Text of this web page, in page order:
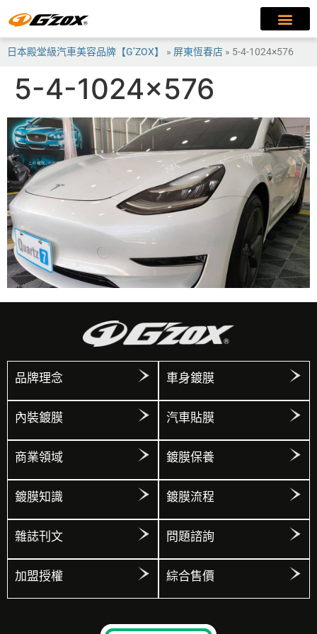
日本殿堂級汽車美容品牌【G’ZOX】 » 屏東恆春店 » 5-4-1024×576
5-4-1024×576
品牌理念 車身鍍膜
內裝鍍膜 汽車貼膜
商業領域 鍍膜保養
鍍膜知識 鍍膜流程
雜誌刊文 問題諮詢
加盟授權 綜合售價